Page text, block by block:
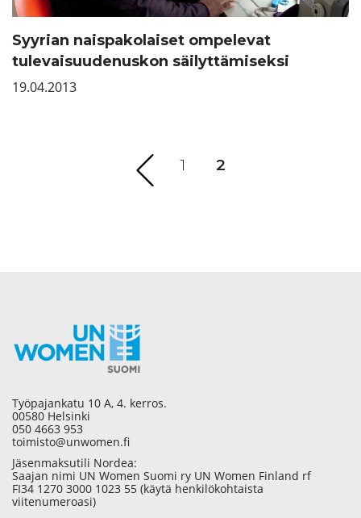
Syyrian naispakolaiset ompelevat
tulevaisuudenuskon säilyttämiseksi
19.04.2013
1 2
Työpajankatu 10 A, 4. kerros.
00580 Helsinki
050 4663 953
toimisto@unwomen.fi
Jäsenmaksutili Nordea:
Saajan nimi UN Women Suomi ry UN Women Finland rf
FI34 1270 3000 1023 55 (käytä henkilökohtaista
viitenumeroasi)